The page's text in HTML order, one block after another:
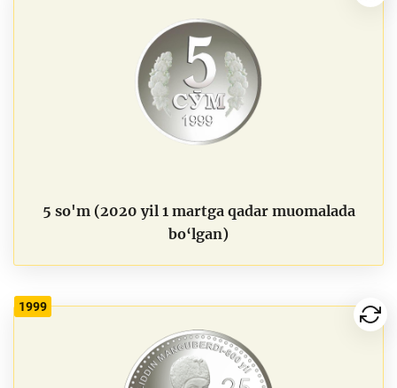
5 so'm (2020 yil 1 martga qadar muomalada
bo‘lgan)
1999